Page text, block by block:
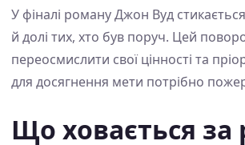
У фіналі роману Джон Вуд
й долі тих, хто був поруч. Цей
переосмислити свої цінності та
для досягнення мети потрібно
Що ховається